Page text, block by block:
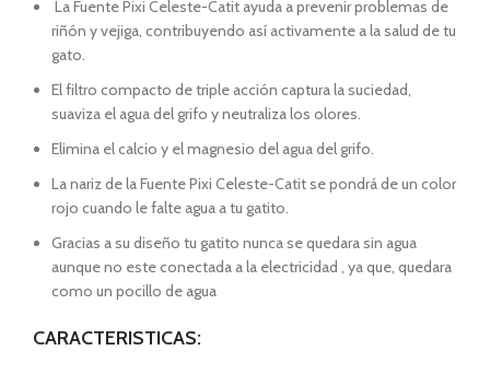
La Fuente Pixi Celeste-Catit ayuda a prevenir problemas de
riñón y vejiga, contribuyendo así activamente a la salud de tu
gato.
El filtro compacto de triple acción captura la suciedad,
suaviza el agua del grifo y neutraliza los olores.
Elimina el calcio y el magnesio del agua del grifo.
La nariz de la Fuente Pixi Celeste-Catit se pondrá de un color
rojo cuando le falte agua a tu gatito.
Gracias a su diseño tu gatito nunca se quedara sin agua
aunque no este conectada a la electricidad , ya que, quedara
como un pocillo de agua
CARACTERISTICAS: